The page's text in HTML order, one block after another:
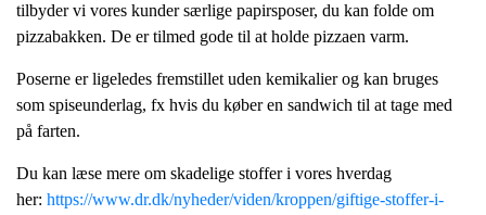
tilbyder vi vores kunder særlige papirsposer, du kan folde om
pizzabakken. De er tilmed gode til at holde pizzaen varm.
Poserne er ligeledes fremstillet uden kemikalier og kan bruges
som spiseunderlag, fx hvis du køber en sandwich til at tage med
på farten.
Du kan læse mere om skadelige stoffer i vores hverdag
her: https://www.dr.dk/nyheder/viden/kroppen/giftige-stoffer-i-